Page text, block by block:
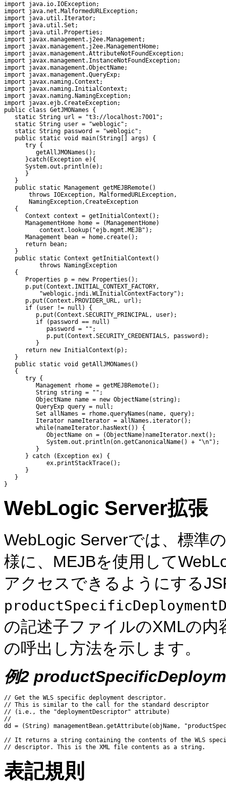
import java.io.IOException;
import java.net.MalformedURLException;
import java.util.Iterator;
import java.util.Set;
import java.util.Properties;
import javax.management.j2ee.Management;
import javax.management.j2ee.ManagementHome;
import javax.management.AttributeNotFoundException;
import javax.management.InstanceNotFoundException;
import javax.management.ObjectName;
import javax.management.QueryExp;
import javax.naming.Context;
import javax.naming.InitialContext;
import javax.naming.NamingException;
import javax.ejb.CreateException;
public class GetJMONames {
   static String url = "t3://localhost:7001";
   static String user = "weblogic";
   static String password = "weblogic";
   public static void main(String[] args) {
      try {
         getAllJMONames();
      }catch(Exception e){
      System.out.println(e);
      }
   }
   public static Management getMEJBRemote()
       throws IOException, MalformedURLException,
       NamingException,CreateException
   {
      Context context = getInitialContext();
      ManagementHome home = (ManagementHome)
          context.lookup("ejb.mgmt.MEJB");
      Management bean = home.create();
      return bean;
   }
   public static Context getInitialContext()
          throws NamingException
   {
      Properties p = new Properties();
      p.put(Context.INITIAL_CONTEXT_FACTORY,
          "weblogic.jndi.WLInitialContextFactory");
      p.put(Context.PROVIDER_URL, url);
      if (user != null) {
         p.put(Context.SECURITY_PRINCIPAL, user);
         if (password == null)
            password = "";
            p.put(Context.SECURITY_CREDENTIALS, password);
         }
      return new InitialContext(p);
   }
   public static void getAllJMONames()
   {
      try {
         Management rhome = getMEJBRemote();
         String string = "";
         ObjectName name = new ObjectName(string);
         QueryExp query = null;
         Set allNames = rhome.queryNames(name, query);
         Iterator nameIterator = allNames.iterator();
         while(nameIterator.hasNext()) {
            ObjectName on = (ObjectName)nameIterator.next();
            System.out.println(on.getCanonicalName() + "\n");
         }
      } catch (Exception ex) {
            ex.printStackTrace();
      }
   }
WebLogic Server拡張
WebLogic Serverでは、標準
様に、MEJBを使用して
アクセスできるようにする
の記述子ファイルのXMLの内
の呼出し方法を示します。
例2
// Get the WLS specific deployment descriptor.
// This is similar to the call for the standard descriptor
// (i.e., the "deploymentDescriptor" attribute)
//
dd = (String) managementBean.getAttribute(objName,
// It returns a string containing the contents of the WLS
表記規則